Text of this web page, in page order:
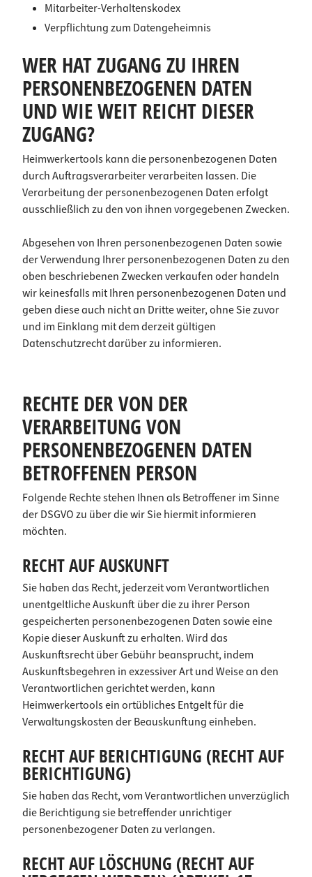
Mitarbeiter-Verhaltenskodex
Verpflichtung zum Datengeheimnis
WER HAT ZUGANG ZU IHREN
PERSONENBEZOGENEN DATEN
UND WIE WEIT REICHT DIESER
ZUGANG?
Heimwerkertools kann die personenbezogenen Daten
durch Auftragsverarbeiter verarbeiten lassen. Die
Verarbeitung der personenbezogenen Daten erfolgt
ausschließlich zu den von ihnen vorgegebenen Zwecken.
Abgesehen von Ihren personenbezogenen Daten sowie
der Verwendung Ihrer personenbezogenen Daten zu den
oben beschriebenen Zwecken verkaufen oder handeln
wir keinesfalls mit Ihren personenbezogenen Daten und
geben diese auch nicht an Dritte weiter, ohne Sie zuvor
und im Einklang mit dem derzeit gültigen
Datenschutzrecht darüber zu informieren.
RECHTE DER VON DER
VERARBEITUNG VON
PERSONENBEZOGENEN DATEN
BETROFFENEN PERSON
Folgende Rechte stehen Ihnen als Betroffener im Sinne
der DSGVO zu über die wir Sie hiermit informieren
möchten.
RECHT AUF AUSKUNFT
Sie haben das Recht, jederzeit vom Verantwortlichen
unentgeltliche Auskunft über die zu ihrer Person
gespeicherten personenbezogenen Daten sowie eine
Kopie dieser Auskunft zu erhalten. Wird das
Auskunftsrecht über Gebühr beansprucht, indem
Auskunftsbegehren in exzessiver Art und Weise an den
Verantwortlichen gerichtet werden, kann
Heimwerkertools ein ortübliches Entgelt für die
Verwaltungskosten der Beauskunftung einheben.
RECHT AUF BERICHTIGUNG (RECHT AUF
BERICHTIGUNG)
Sie haben das Recht, vom Verantwortlichen unverzüglich
die Berichtigung sie betreffender unrichtiger
personenbezogener Daten zu verlangen.
RECHT AUF LÖSCHUNG (RECHT AUF